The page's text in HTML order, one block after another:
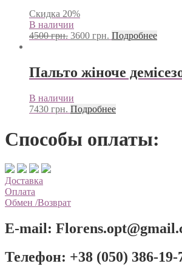
Скидка 20%
В наличии
4500грн. 3600 грн. Подробнее
Пальто жіноче
В наличии
7430 грн. Подробнее
Способы оплаты:
Доставка
Оплата
Обмен /Возврат
E-mail:
Телефон: +38 (050) 386-19-